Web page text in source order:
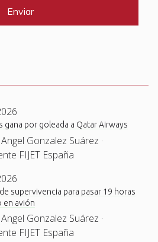
gana por goleada a Qatar Airways
Gonzalez Suárez ·
FIJET España
supervivencia para pasar 19 horas
en avión
Gonzalez Suárez ·
FIJET España